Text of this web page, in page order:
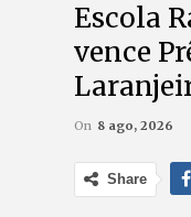
Escola
vence
On 8 ago, 2026
Share